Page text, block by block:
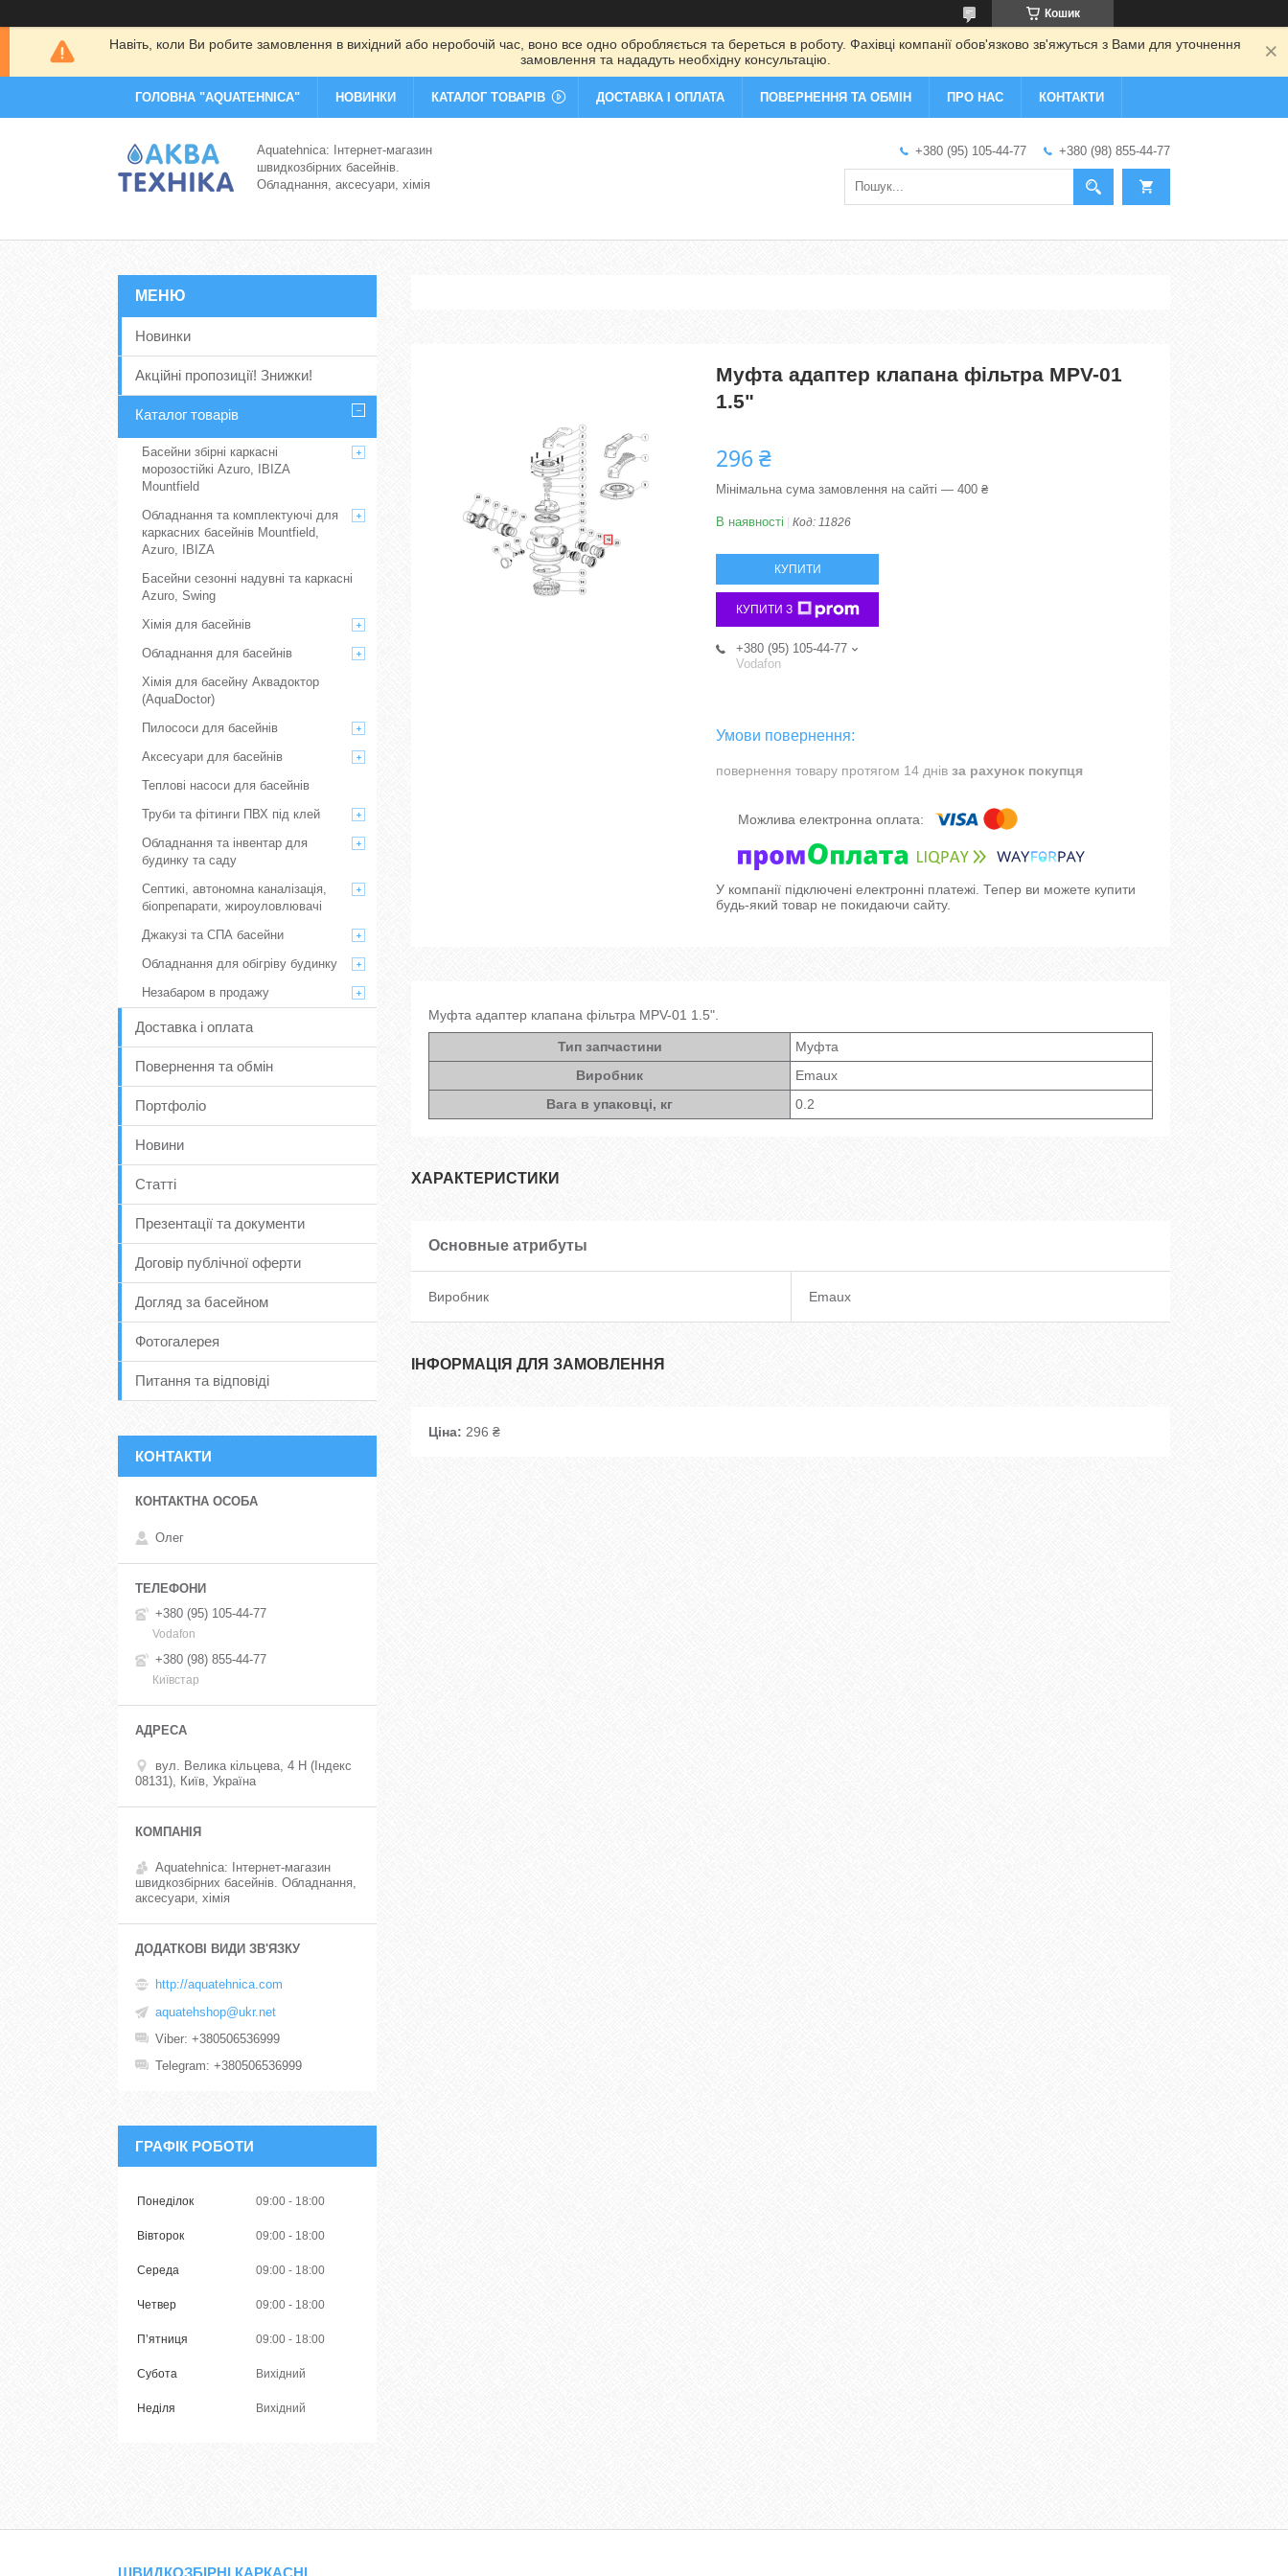
Кошик
Навіть, коли Ви робите замовлення в вихідний або неробочій час, воно все одно обробляється та береться в роботу. Фахівці компанії обов'язково зв'яжуться з Вами для уточнення
замовлення та нададуть необхідну консультацію.
ГОЛОВНА "AQUATEHNICA" НОВИНКИ КАТАЛОГ ТОВАРІВ ДОСТАВКА І ОПЛАТА ПОВЕРНЕННЯ ТА ОБМІН ПРО НАС КОНТАКТИ
Aquatehnica: Інтернет-магазин
швидкозбірних басейнів.
Обладнання, аксесуари, хімія
+380 (95) 105-44-77 +380 (98) 855-44-77
Муфта адаптер клапана фільтра MPV-01
1.5"
296 ₴
Мінімальна сума замовлення на сайті — 400 ₴
В наявності Код: 11826
КУПИТИ
КУПИТИ З
+380 (95) 105-44-77
Vodafon
повернення товару протягом 14 днів за рахунок покупця
У компанії підключені електронні платежі. Тепер ви можете купити
будь-який товар не покидаючи сайту.
Муфта адаптер клапана фільтра MPV-01 1.5".
Тип запчастини
Муфта
Виробник
Emaux
Вага в упаковці, кг
0.2
ХАРАКТЕРИСТИКИ
Основные атрибуты
Виробник Emaux
ІНФОРМАЦІЯ ДЛЯ ЗАМОВЛЕННЯ
Ціна: 296 ₴
Новинки
Акційні пропозиції! Знижки!
Каталог товарів
Басейни збірні каркасні
морозостійкі Azuro, IBIZA
Mountfield
Обладнання та комплектуючі для
каркасних басейнів Mountfield,
Azuro, IBIZA
Басейни сезонні надувні та каркасні
Azuro, Swing
Хімія для басейнів
Обладнання для басейнів
Хімія для басейну Аквадоктор
(AquaDoctor)
Пилососи для басейнів
Аксесуари для басейнів
Теплові насоси для басейнів
Труби та фітинги ПВХ під клей
Обладнання та інвентар для
будинку та саду
Септикі, автономна каналізація,
біопрепарати, жироуловлювачі
Джакузі та СПА басейни
Обладнання для обігріву будинку
Незабаром в продажу
Доставка і оплата
Повернення та обмін
Портфоліо
Новини
Статті
Презентації та документи
Договір публічної оферти
Догляд за басейном
Фотогалерея
Питання та відповіді
КОНТАКТИ
Олег
+380 (95) 105-44-77
Vodafon
+380 (98) 855-44-77
Київстар
вул. Велика кільцева, 4 Н (Індекс
08131), Київ, Україна
Aquatehnica: Інтернет-магазин
швидкозбірних басейнів. Обладнання,
аксесуари, хімія
http://aquatehnica.com
aquatehshop@ukr.net
Viber +380506536999
Telegram +380506536999
ГРАФІК РОБОТИ
Понеділок 09:00 18:00
Вівторок 09:00 18:00
Середа 09:00 18:00
Четвер 09:00 18:00
Пʼятниця 09:00 18:00
Субота Вихідний
Неділя Вихідний
ШВИДКОЗБІРНІ КАРКАСНІ